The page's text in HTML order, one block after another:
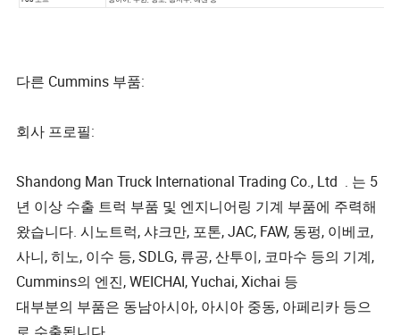
다른 Cummins 부품:
회사 프로필:
Shandong Man Truck International Trading Co., Ltd . 는 5
년 이상 수출 트럭 부품 및 엔지니어링 기계 부품에 주력해
왔습니다. 시노트럭, 샤크만, 포톤, JAC, FAW, 동펑, 이베코,
사니, 히노, 이수 등, SDLG, 류공, 산투이, 코마수 등의 기계,
Cummins의 엔진, WEICHAI, Yuchai, Xichai 등
대부분의 부품은 동남아시아, 아시아 중동, 아페리카 등으